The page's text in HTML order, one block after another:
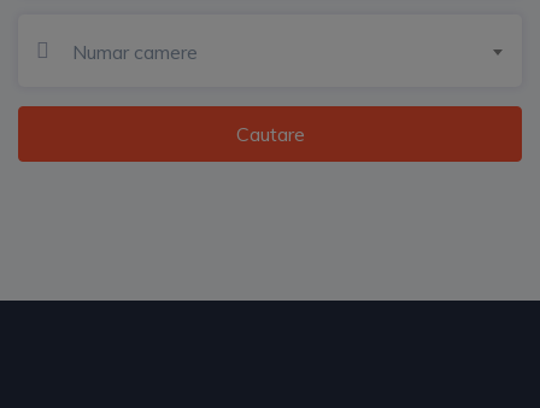
Numar camere
Cautare